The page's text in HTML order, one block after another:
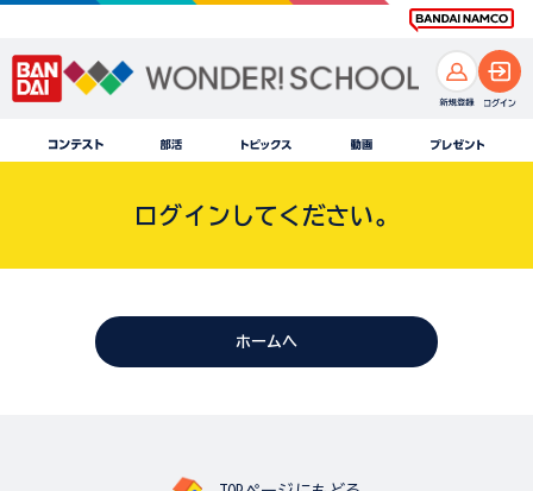
ログインしてください。
ホームへ